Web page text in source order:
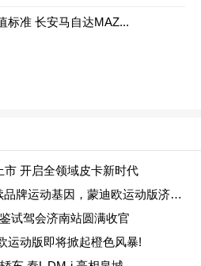
标准 长安马自达MAZ...
开启全领域皮卡新时代
搭载2.0T混动系统，延续品牌运动基因，蒙迪欧运动版济南上市
试驾会济南站圆满收官
运动版即将掀起橙色风暴!